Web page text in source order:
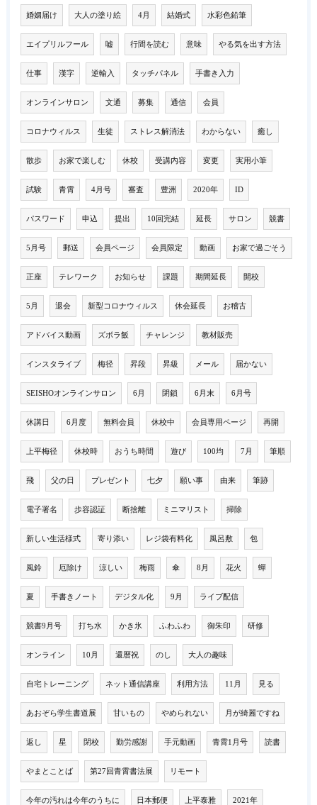
婚姻届け 大人の塗り絵 4月 結婚式 水彩色鉛筆
エイプリルフール 嘘 行間を読む 意味 やる気を出す方法
仕事 漢字 逆輸入 タッチパネル 手書き入力
オンラインサロン 文通 募集 通信 会員
コロナウィルス 生徒 ストレス解消法 わからない 癒し
散歩 お家で楽しむ 休校 受講内容 変更 実用小筆
試験 青霄 4月号 審査 豊洲 2020年 ID
パスワード 申込 提出 10回完結 延長 サロン 競書
5月号 郵送 会員ページ 会員限定 動画 お家で過ごそう
正座 テレワーク お知らせ 課題 期間延長 開校
5月 退会 新型コロナウィルス 休会延長 お稽古
アドバイス動画 ズボラ飯 チャレンジ 教材販売
インスタライブ 梅径 昇段 昇級 メール 届かない
SEISHOオンラインサロン 6月 閉鎖 6月末 6月号
休講日 6月度 無料会員 休校中 会員専用ページ 再開
上平梅径 休校時 おうち時間 遊び 100均 7月 筆順
飛 父の日 プレゼント 七夕 願い事 由来 筆跡
電子署名 歩容認証 断捨離 ミニマリスト 掃除
新しい生活様式 寄り添い レジ袋有料化 風呂敷 包
風鈴 厄除け 涼しい 梅雨 傘 8月 花火 蟬
夏 手書きノート デジタル化 9月 ライブ配信
競書9月号 打ち水 かき氷 ふわふわ 御朱印 研修
オンライン 10月 還暦祝 のし 大人の趣味
自宅トレーニング ネット通信講座 利用方法 11月 見る
あおぞら学生書道展 甘いもの やめられない 月が綺麗ですね
返し 星 閉校 勤労感謝 手元動画 青霄1月号 読書
やまとことば 第27回青霄書法展 リモート
今年の汚れは今年のうちに 日本郵便 上平泰雅 2021年